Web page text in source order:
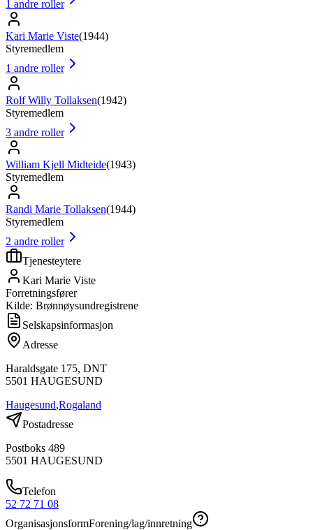
1 andre roller
Kari Marie Viste(1944)
Styremedlem
1 andre roller
Rolf Willy Tollaksen(1942)
Styremedlem
3 andre roller
William Kjell Midteide(1943)
Styremedlem
Randi Marie Tollaksen(1944)
Styremedlem
2 andre roller
Tjenesteytere
Kari Marie Viste
Forretningsfører
Kilde: Brønnøysundregistrene
Selskapsinformasjon
Adresse
Haraldsgate 175, DNT
5501 HAUGESUND
Haugesund,Rogaland
Postadresse
Postboks 489
5501 HAUGESUND
Telefon
52 72 71 08
OrganisasjonsformForening/lag/innretning